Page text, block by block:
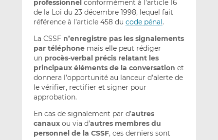
professionnel conformément à l’article 16
de la Loi du 23 décembre 1998, lequel fait
référence à l’article 458 du code pénal .
La CSSF n’enregistre pas les signalements
par téléphone mais elle peut rédiger
un procès-verbal précis relatant les
principaux éléments de la conversation et
donnera l’opportunité au lanceur d’alerte de
le vérifier, rectifier et signer pour
approbation.
En cas de signalement par d’autres
canauxou via d’autres membres du
personnel de la CSSF, ces derniers sont